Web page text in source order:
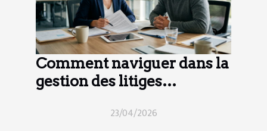
Comment naviguer dans la
gestion des litiges
23/04/2026